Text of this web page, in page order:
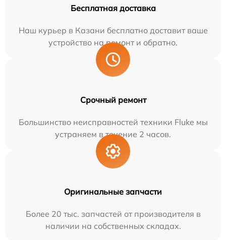
Бесплатная доставка
Наш курьер в Казани бесплатно доставит ваше
устройство на ремонт и обратно.
Срочный ремонт
Большинство неисправностей техники Fluke мы
устраняем в течение 2 часов.
Оригинальные запчасти
Более 20 тыс. запчастей от производителя в
наличии на собственных складах.